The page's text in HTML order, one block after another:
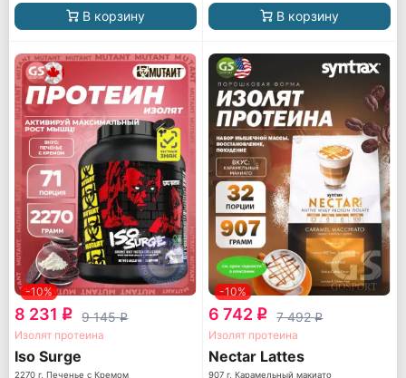
В корзину В корзину
-10%
8 231 q 9 145q
Изолят протеина
Iso Surge
2270 г, Печенье с Кремом
-10%
6 742 q 7 492q
Изолят протеина
Nectar Lattes
907 г, Карамельный макиато